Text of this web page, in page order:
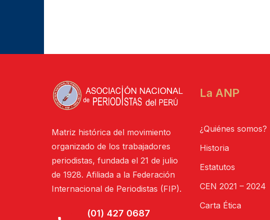
Matriz histórica del movimiento
organizado de los trabajadores
periodistas, fundada el 21 de julio
de 1928. Afiliada a la Federación
Internacional de Periodistas (FIP).
(01) 427 0687
La ANP
¿Quiénes somos?
Historia
Estatutos
CEN 2021 – 2024
Carta Ética